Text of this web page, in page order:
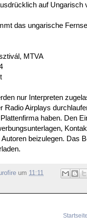
auf Ungarisch
das ungarische
MTVA
nur Interpreten
Radio Airplays
haben. Den
Autoren beizulegen. Das
um 11:11